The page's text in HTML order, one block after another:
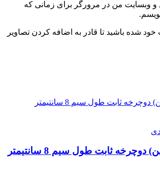
و وبسایت من در مرورگر برای زمانی که
شده باشید تا قادر به اضافه کردن تصاویر
تنظیم درجه (تنشن) دوچرخه ثابت طول سیم 8 سانتیمتر